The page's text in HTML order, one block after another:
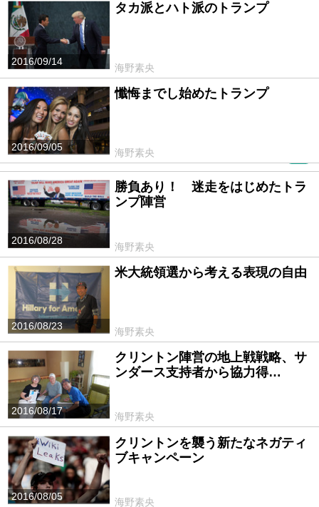
2016/09/14
タカ派とハト派のトランプ
海野素央
2016/09/05
懺悔までし始めたトランプ
海野素央
2016/08/28
勝負あり！ 迷走をはじめたトラ
ンプ陣営
海野素央
2016/08/23
米大統領選から考える表現の自由
海野素央
2016/08/17
クリントン陣営の地上戦戦略、サ
ンダース支持者から協力得…
海野素央
2016/08/05
クリントンを襲う新たなネガティ
ブキャンペーン
海野素央